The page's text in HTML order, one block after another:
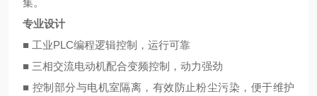
集。
专业设计
■ 工业PLC编程逻辑控制，运行可靠
■ 三相交流电动机配合变频控制，动力强劲
■ 控制部分与电机室隔离，有效防止粉尘污染，便于维护